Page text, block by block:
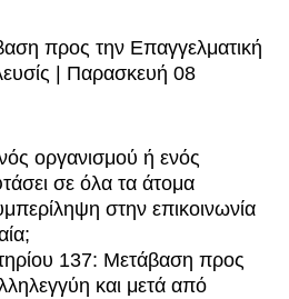
προς την Επαγγελματική
| Παρασκευή 08
οργανισμού ή ενός
σε όλα τα άτομα
στην επικοινωνία
137: Μετάβαση προς
και μετά από